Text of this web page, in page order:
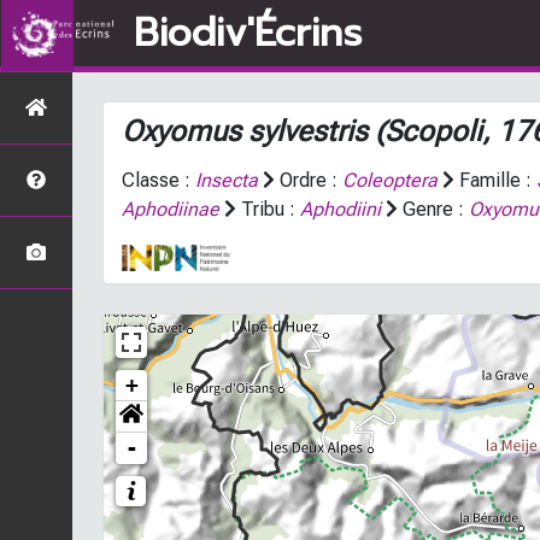
Biodiv'Écrins
Oxyomus sylvestris(Scopoli,
Classe : Insecta Ordre : Coleoptera Famille :
Aphodiinae
Tribu : Aphodiini Genre :
+
-